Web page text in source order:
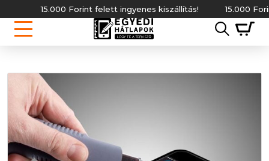
15.000 Forint felett ingyenes kiszállítás! 15.000